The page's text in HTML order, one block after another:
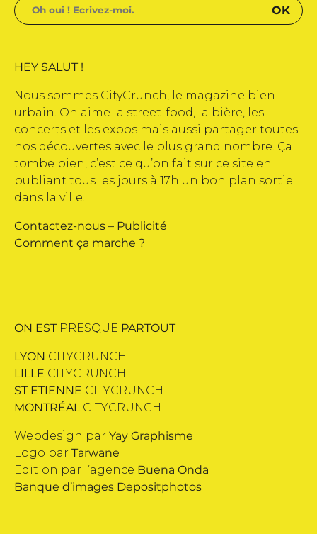
HEY SALUT !
Nous sommes CityCrunch, le magazine bien
urbain. On aime la street-food, la bière, les
concerts et les expos mais aussi partager toutes
nos découvertes avec le plus grand nombre. Ça
tombe bien, c’est ce qu’on fait sur ce site en
publiant tous les jours à 17h un bon plan sortie
dans la ville.
Contactez-nous – Publicité
Comment ça marche ?
ON EST PRESQUE PARTOUT
LYON CITYCRUNCH
LILLE CITYCRUNCH
ST ETIENNE CITYCRUNCH
MONTRÉALCITYCRUNCH
Webdesign par Yay Graphisme
Logo par Tarwane
Edition par l’agence Buena Onda
Banque d’images Depositphotos